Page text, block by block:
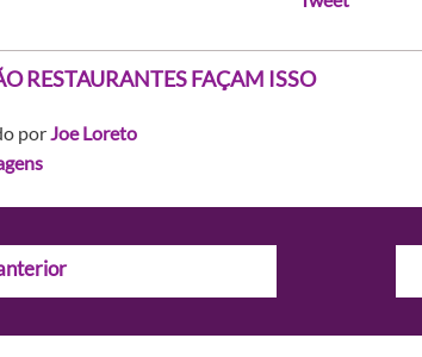
RESTAURANTES FAÇAM ISSO
porJoe Loreto